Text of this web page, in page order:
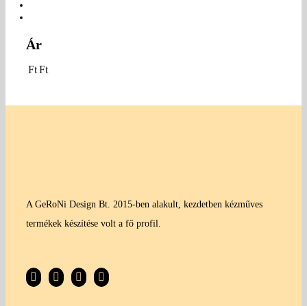
Ár
FtFt
A GeRoNi Design Bt. 2015-ben alakult, kezdetben kézműves
termékek készítése volt a fő profil.